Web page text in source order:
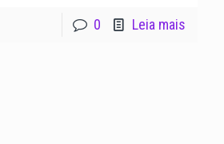
0 Leia mais